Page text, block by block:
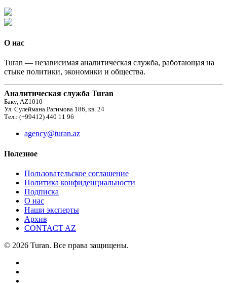
О нас
Turan — независимая аналитическая служба, работающая на
стыке политики, экономики и общества.
Аналитическая служба Turan
Баку, AZ1010
Ул. Сулеймана Рагимова 186, кв. 24
Тел.: (+99412) 440 11 96
agency@turan.az
Полезное
Пользовательское соглашение
Политика конфиденциальности
Подписка
О нас
Наши эксперты
Архив
CONTACT AZ
© 2026 Turan. Все права защищены.